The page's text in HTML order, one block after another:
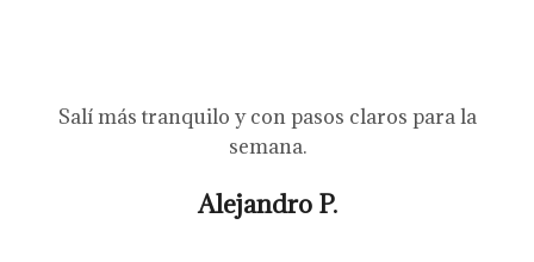
Salí más tranquilo y con pasos claros para la
semana.
Alejandro P.